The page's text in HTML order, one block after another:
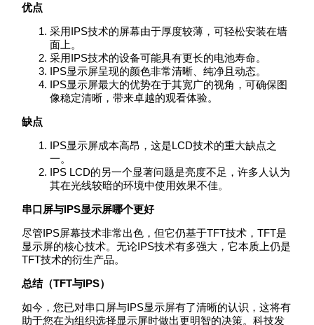
优点
采用IPS技术的屏幕由于厚度较薄，可轻松安装在墙
面上。
采用IPS技术的设备可能具有更长的电池寿命。
IPS显示屏呈现的颜色非常清晰、纯净且动态。
IPS显示屏最大的优势在于其宽广的视角，可确保图
像稳定清晰，带来卓越的观看体验。
缺点
IPS显示屏成本高昂，这是LCD技术的重大缺点之
一。
IPS LCD的另一个显著问题是亮度不足，许多人认为
其在光线较暗的环境中使用效果不佳。
串口屏与IPS显示屏哪个更好
尽管IPS屏幕技术非常出色，但它仍基于TFT技术，TFT是
显示屏的核心技术。无论IPS技术有多强大，它本质上仍是
TFT技术的衍生产品。
总结（TFT与IPS）
如今，您已对串口屏与IPS显示屏有了清晰的认识，这将有
助于您在为组织选择显示屏时做出更明智的决策。科技发